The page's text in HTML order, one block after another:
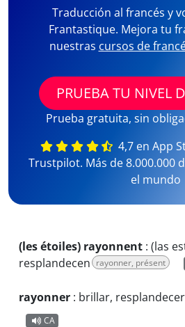
Traducción al francés y
Frantastique. Mejora tu
nuestras cursos de
PRUEBA TU NIVEL
Prueba gratuita, sin
4,7 en App
Trustpilot. Más de 8.000.000
el mundo
(les étoiles) rayonnent : (las
resplandecen rayonner, présent
rayonner : brillar,
CA